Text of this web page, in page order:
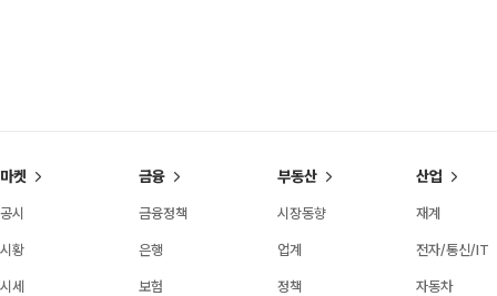
마켓
공시
시황
시세
금융
금융정책
은행
보험
부동산
시장동향
업계
정책
산업
재계
전자/통신/IT
자동차